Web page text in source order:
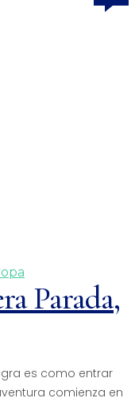
Parada,
es como entrar
comienza en